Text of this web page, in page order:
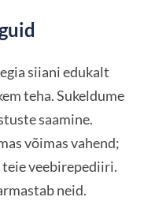
siiani edukalt
teha. Sukeldume
saamine.
võimas vahend;
teie veebirepediiri.
neid.